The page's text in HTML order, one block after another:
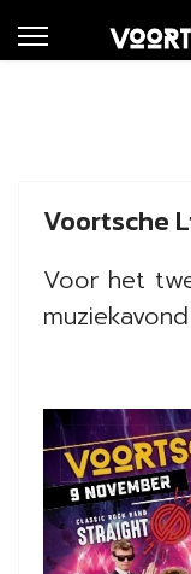
Voortsche
Voor het